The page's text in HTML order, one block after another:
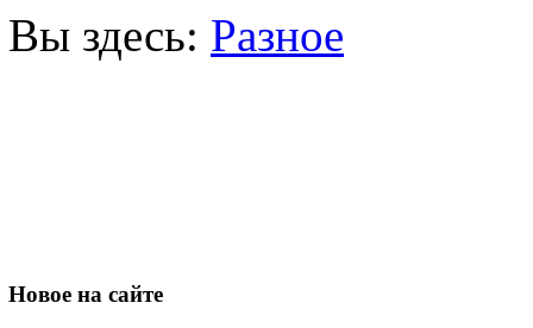
Вы здесь: Разное
Новое на сайте